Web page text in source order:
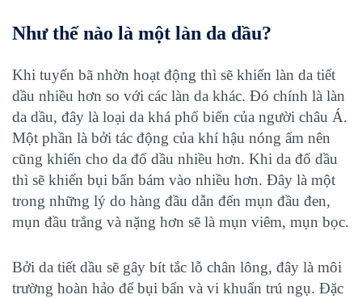
Như thế nào là một làn da dầu?
Khi tuyến bã nhờn hoạt động thì sẽ khiến làn da tiết
dầu nhiều hơn so với các làn da khác. Đó chính là làn
da dầu, đây là loại da khá phổ biến của người châu Á.
Một phần là bởi tác động của khí hậu nóng ẩm nên
cũng khiến cho da đổ dầu nhiều hơn. Khi da đổ dầu
thì sẽ khiến bụi bẩn bám vào nhiều hơn. Đây là một
trong những lý do hàng đầu dẫn đến mụn đầu đen,
mụn đầu trắng và nặng hơn sẽ là mụn viêm, mụn bọc.
Bởi da tiết dầu sẽ gây bít tắc lỗ chân lông, đây là môi
trường hoàn hảo để bụi bẩn và vi khuẩn trú ngụ. Đặc